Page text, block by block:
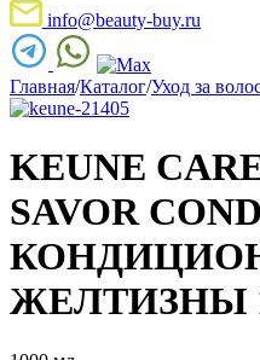
info@beauty-buy.ru
Главная/Каталог/Уход за
KEUNE
SAVOR
ЖЕЛТИЗНЫ